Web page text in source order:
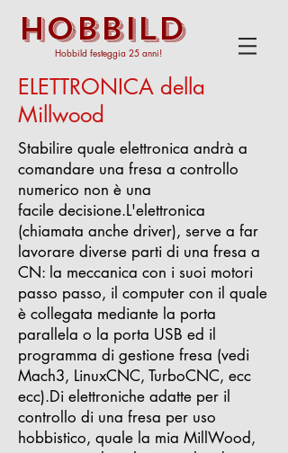
HOBBILD
Hobbild festeggia 25 anni!
ELETTRONICA della
Millwood
Stabilire quale elettronica andrà a
comandare una fresa a controllo
numerico non è una
facile decisione.L'elettronica
(chiamata anche driver), serve a far
lavorare diverse parti di una fresa a
CN: la meccanica con i suoi motori
passo passo, il computer con il quale
è collegata mediante la porta
parallela o la porta USB ed il
programma di gestione fresa (vedi
Mach3, LinuxCNC, TurboCNC, ecc
ecc).Di elettroniche adatte per il
controllo di una fresa per uso
hobbistico, quale la mia MillWood,